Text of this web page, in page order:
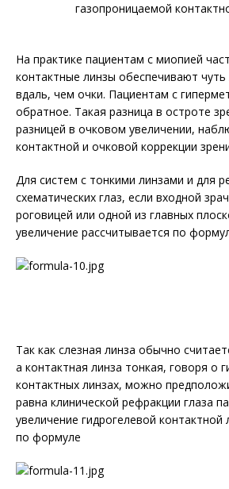
газопроницаемой
На практике пациентам с миопией
контактные линзы обеспечивают
вдаль, чем очки. Пациентам с
обратное. Такая разница в остроте
разницей в очковом увеличении,
контактной и очковой коррекции
Для систем с тонкими линзами и для
схематических глаз, если входной
роговицей или одной из главных
увеличение рассчитывается по
Так как слезная линза обычно
а контактная линза тонкая, говоря о
контактных линзах, можно
равна клинической рефракции глаза
увеличение гидрогелевой контактной
по формуле